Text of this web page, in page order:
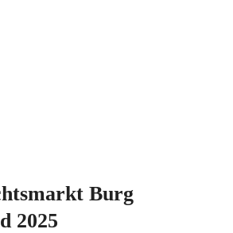
Burg
2025